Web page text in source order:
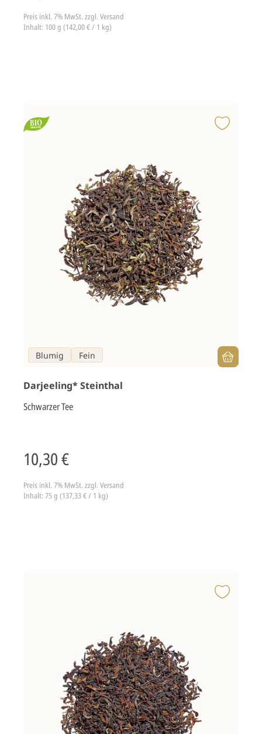
Preis inkl. 7% MwSt. zzgl. Versand
Inhalt: 100 g (142,00 € / 1 kg)
Blumig Fein
Darjeeling* Steinthal
Schwarzer Tee
10,30 €
Preis inkl. 7% MwSt. zzgl. Versand
Inhalt: 75 g (137,33 € / 1 kg)